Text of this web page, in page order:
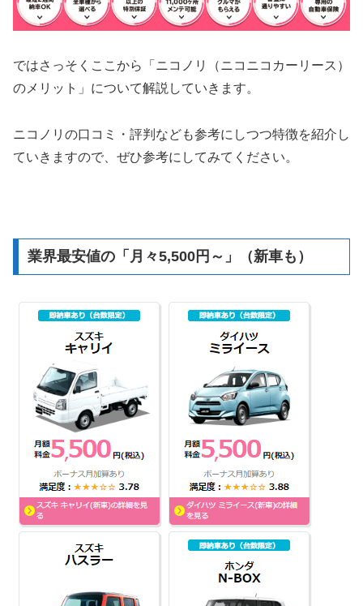
ではさっそくここから「ニコノリ（ニコニコカーリース）
のメリット」について解説していきます。
ニコノリの口コミ・評判なども参考にしつつ特徴を紹介し
ていきますので、ぜひ参考にしてみてください。
業界最安値の「月々5,500円～」（新車も）